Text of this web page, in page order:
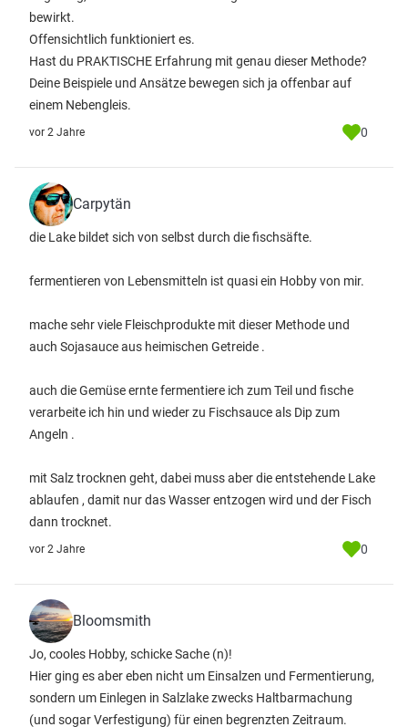
bewirkt.
Offensichtlich funktioniert es.
Hast du PRAKTISCHE Erfahrung mit genau dieser Methode?
Deine Beispiele und Ansätze bewegen sich ja offenbar auf
einem Nebengleis.
vor 2 Jahre 0
Carpytän
die Lake bildet sich von selbst durch die fischsäfte.
fermentieren von Lebensmitteln ist quasi ein Hobby von mir.
mache sehr viele Fleischprodukte mit dieser Methode und
auch Sojasauce aus heimischen Getreide .
auch die Gemüse ernte fermentiere ich zum Teil und fische
verarbeite ich hin und wieder zu Fischsauce als Dip zum
Angeln .
mit Salz trocknen geht, dabei muss aber die entstehende Lake
ablaufen , damit nur das Wasser entzogen wird und der Fisch
dann trocknet.
vor 2 Jahre 0
Bloomsmith
Jo, cooles Hobby, schicke Sache (n)!
Hier ging es aber eben nicht um Einsalzen und Fermentierung,
sondern um Einlegen in Salzlake zwecks Haltbarmachung
(und sogar Verfestigung) für einen begrenzten Zeitraum.